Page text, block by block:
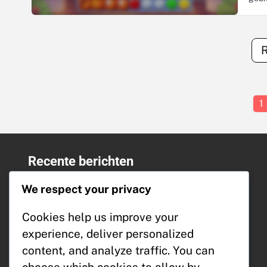
1
Recente berichten
Motiveren van deelname, Verbeteren
Mijlpaalprijzen: Exclusieve items,
Verzamelaarsbeloningen, Beperkte
edities
Mijlpaalprijzen: Promotiematerialen,
We respect your privacy
Cookies help us improve your
experience, deliver personalized
content, and analyze traffic. You can